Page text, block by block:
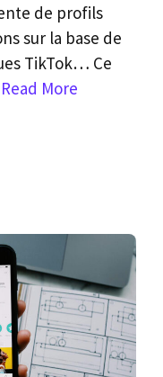
de profils
sur la base de
TikTok… Ce
Read More